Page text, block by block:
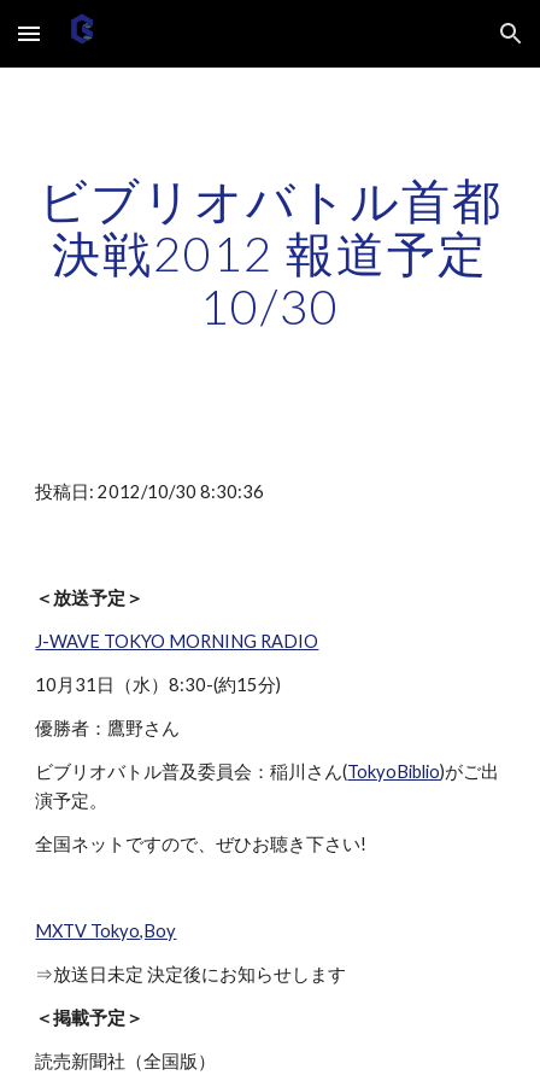
Skip to main content Skip to navigation
ビブリオバトル首都
決戦2012 報道予定
10/30
投稿日: 2012/10/30 8:30:36
＜放送予定＞
J-WAVE TOKYO MORNING RADIO
10月31日（水）8:30-(約15分)
優勝者：鷹野さん
ビブリオバトル普及委員会：稲川さん(TokyoBiblio)がご出
演予定。
全国ネットですので、ぜひお聴き下さい!
MXTV Tokyo,Boy
⇒放送日未定 決定後にお知らせします
＜掲載予定＞
読売新聞社（全国版）